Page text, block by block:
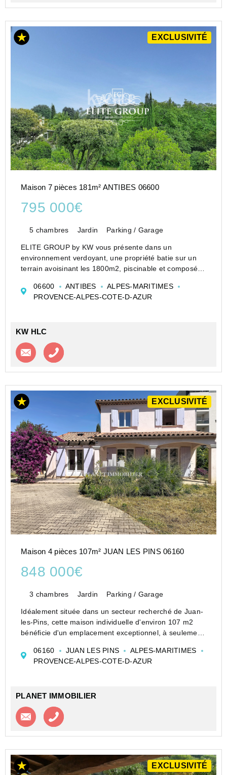
EXCLUSIVITÉ
Maison 7 pièces 181m² ANTIBES 06600
795 000€
5 chambres Jardin Parking / Garage
ELITE GROUP by KW vous présente dans un
environnement verdoyant, une propriété batie sur un
terrain avoisinant les 1800m2, piscinable et composée
nombreuses possibilités d'aménagement,.
IDEAL RESIDE...
06600 ANTIBES
ALPES-MARITIMES
PROVENCE-ALPES-COTE-D-AZUR
KW HLC
Contacter l'agence
EXCLUSIVITÉ
Maison 4 pièces 107m² JUAN LES PINS 06160
848 000€
3 chambres Jardin Parking / Garage
Idéalement située dans un secteur recherché de Juan-
les-Pins, cette maison individuelle d'environ 107 m2
bénéficie d'un emplacement exceptionnel, à seulement
centre-ville, tout en profitant d'un...
06160 JUAN LES PINS
ALPES-MARITIMES
PROVENCE-ALPES-COTE-D-AZUR
PLANET IMMOBILIER
Contacter l'agence
EXCLUSIVITÉ